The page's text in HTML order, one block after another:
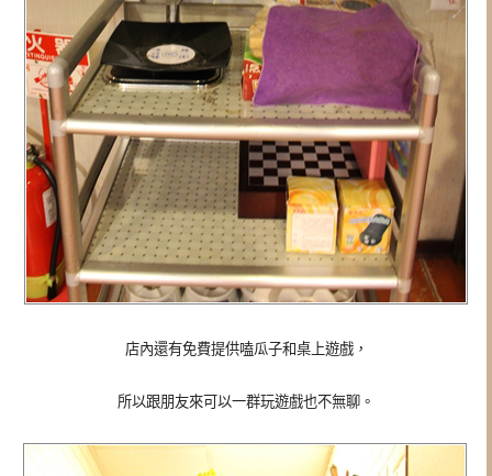
店內還有免費提供嗑瓜子和桌上遊戲，
所以跟朋友來可以一群玩遊戲也不無聊。